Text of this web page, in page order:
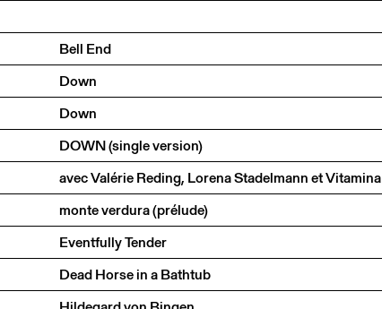
Bell End
Down
Down
DOWN (single version)
avec Valérie Reding, Lorena Stadelmann et Vitamina
monte verdura (prélude)
Eventfully Tender
Dead Horse in a Bathtub